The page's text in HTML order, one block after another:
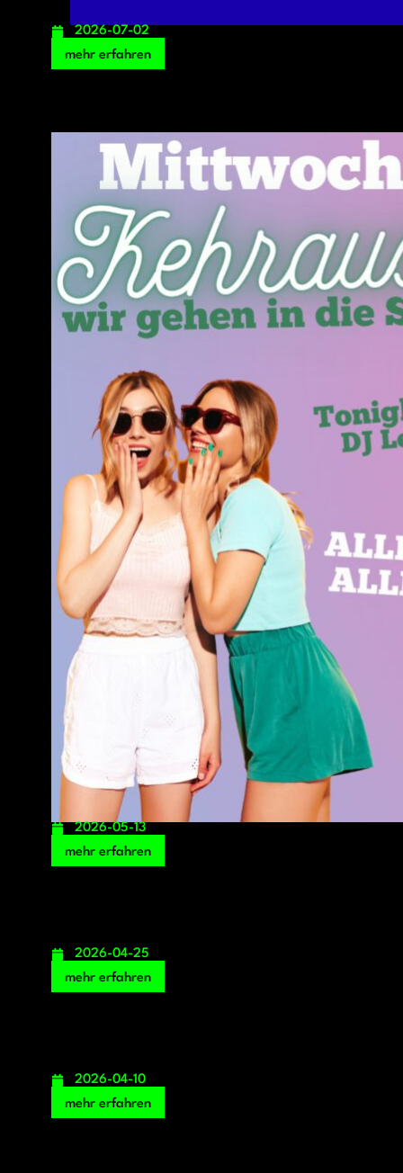
2026-07-02
mehr erfahren
2026-05-13
mehr erfahren
2026-04-25
mehr erfahren
2026-04-10
mehr erfahren